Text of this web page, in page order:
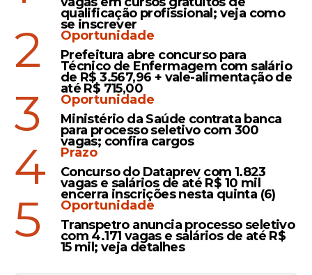
Leia Também
Oportunidades
Concursos na Bahia: 1.453
vagas são oferecidas com
salários de até R$ 8.340,33;
confira lista
Oportunidades
Concursos em
Pernambuco: 734 vagas
são oferecidas com salários
qualificação profissional; veja como
se inscrever
2
Oportunidade
Prefeitura abre concurso para
Técnico de Enfermagem com salário
de R$ 3.567,96 + vale-alimentação de
até R$ 715,00
3
Oportunidade
Ministério da Saúde contrata banca
para processo seletivo com 300
vagas; confira cargos
4
Prazo
Concurso do Dataprev com 1.823
vagas e salários de até R$ 10 mil
encerra inscrições nesta quinta (6)
5
Oportunidade
Transpetro anuncia processo seletivo
com 4.171 vagas e salários de até R$
15 mil; veja detalhes